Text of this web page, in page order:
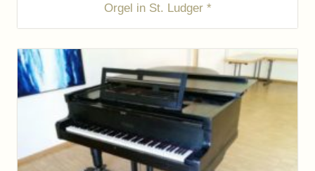
Orgel in St. Ludger *